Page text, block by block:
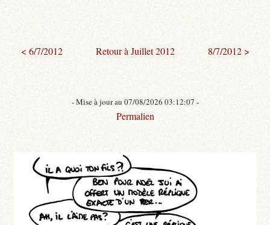
< 6/7/2012 Retour à Juillet 2012 8/7/2012 >
- Mise à jour au 07/08/2026 03:12:07 -
Permalien